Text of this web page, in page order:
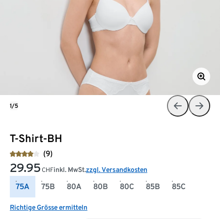
T-Shirt-BH
(9)
29.95 CHFinkl. MwSt.zzgl. Versandkosten
75A 75B 80A 80B 80C 85B 85C
Richtige Grösse ermitteln
1/5